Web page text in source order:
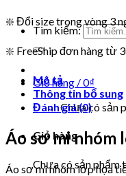
Tìm kiếm:
Giỏ hàng /0₫
Chưa có sản
Giỏ hàng
Chưa có sản phẩm
❇️ Đổi size trong vòng 3
❇️ FreeShip đơn hàng từ
Mô tả
Thông tin bổ sung
Đánh giá (0)
Áo sơ mi nhóm
Áo sơ mi nhóm lớp họa